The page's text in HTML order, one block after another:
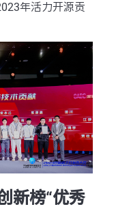
年活力开源贡
新榜“优秀